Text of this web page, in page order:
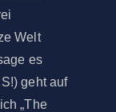
Welt
es
geht auf
„The